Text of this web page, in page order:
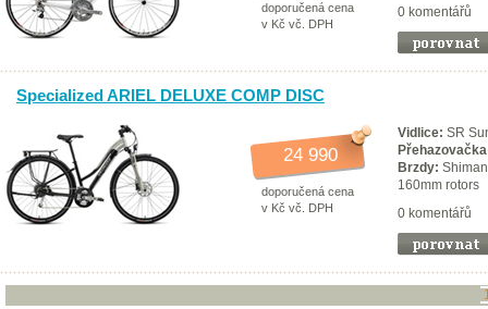
doporučená cena
v Kč vč. DPH
0 komentářů
Specialized ARIEL DELUXE COMP DISC
24 990
doporučená cena
v Kč vč. DPH
Vidlice: SR
Brzdy:
160mm rotors
0 komentářů